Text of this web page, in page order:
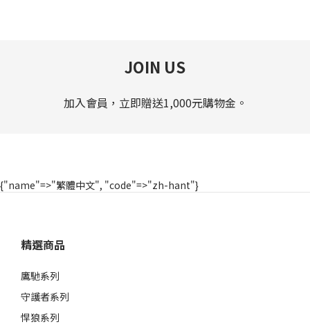
JOIN US
加入會員，立即贈送1,000元購物金。
{"name"=>"繁體中文", "code"=>"zh-hant"}
精選商品
鷹馳系列
守護者系列
悍狼系列